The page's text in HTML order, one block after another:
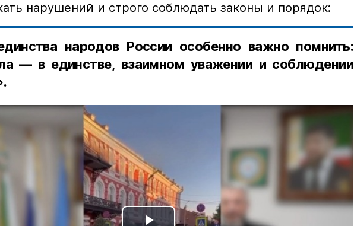
нарушений и строго соблюдать законы и порядок:
народов России особенно важно помнить:
— в единстве, взаимном уважении и соблюдении